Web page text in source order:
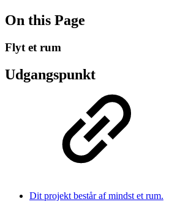
On this Page
Flyt et rum
Udgangspunkt
Dit projekt består af mindst et rum.